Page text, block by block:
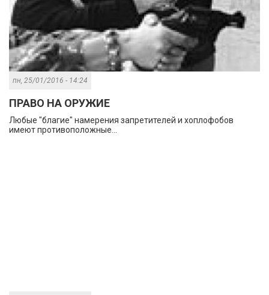
пн, 25/01/2016 - 14:24
ПРАВО НА ОРУЖИЕ
Любые "благие" намерения запретителей и хоплофобов
имеют противоположные...